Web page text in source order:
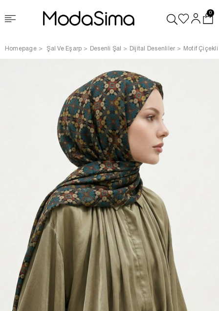
0
Homepage Şal Ve Eşarp Desenli Şal Dijital Desenliler Motif